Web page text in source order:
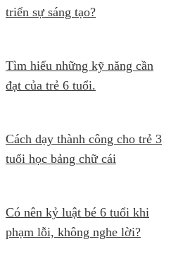
triển sự sáng tạo?
Tìm hiểu những kỹ năng cần
đạt của trẻ 6 tuổi.
Cách dạy thành công cho trẻ 3
tuổi học bảng chữ cái
Có nên kỷ luật bé 6 tuổi khi
phạm lỗi, không nghe lời?